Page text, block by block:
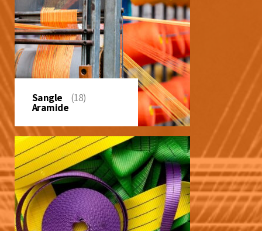
Sangle
Aramide
(18)